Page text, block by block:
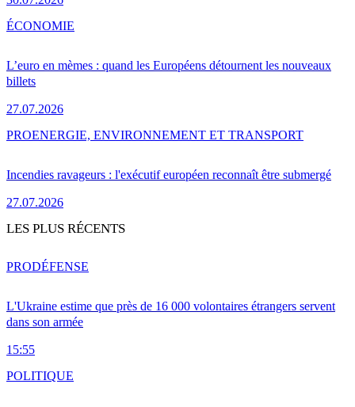
L’euro en mèmes : quand les Européens détournent les nouveaux
billets
27.07.2026
ÉCONOMIE
Incendies ravageurs : l'exécutif européen reconnaît être submergé
27.07.2026
PROENERGIE, ENVIRONNEMENT ET TRANSPORT
LES PLUS RÉCENTS
L'Ukraine estime que près de 16 000 volontaires étrangers servent
dans son armée
15:55
PRODÉFENSE
POLITIQUE